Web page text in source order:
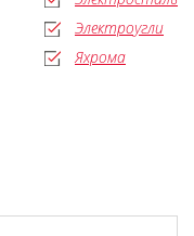
Электроугли
Яхрома